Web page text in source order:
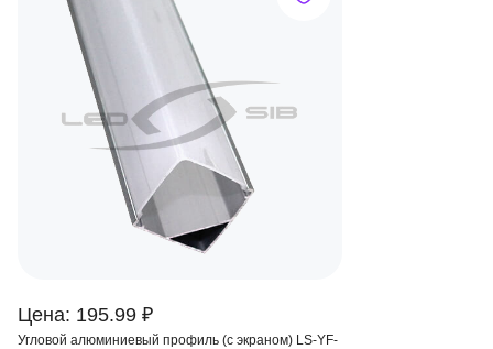
Цена: 195.99 ₽
Угловой алюминиевый профиль (с экраном) LS-YF-